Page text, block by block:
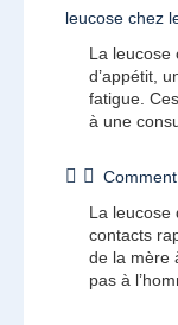
leucose chez
La leucose
d’appétit,
fatigue.
à une
La leucose
contacts
de la mère
pas à